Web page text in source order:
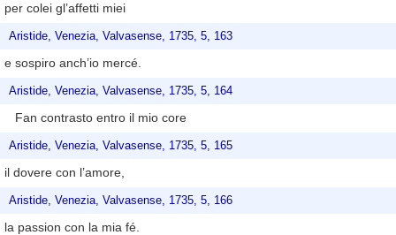
per colei gl’affetti miei
Aristide, Venezia, Valvasense, 1735, 5, 163
e sospiro anch’io mercé.
Aristide, Venezia, Valvasense, 1735, 5, 164
Fan contrasto entro il mio core
Aristide, Venezia, Valvasense, 1735, 5, 165
il dovere con l’amore,
Aristide, Venezia, Valvasense, 1735, 5, 166
la passion con la mia fé.